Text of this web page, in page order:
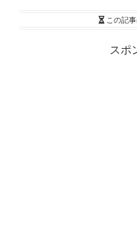
この記
スポ